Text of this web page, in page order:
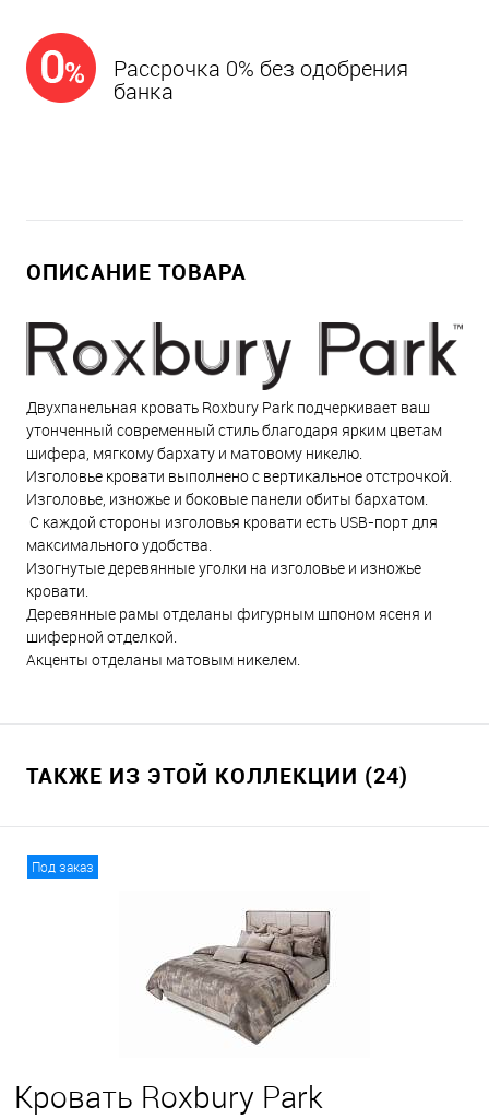
Рассрочка 0% без одобрения
банка
ОПИСАНИЕ ТОВАРА
Двухпанельная кровать Roxbury Park подчеркивает ваш
утонченный современный стиль благодаря ярким цветам
шифера, мягкому бархату и матовому никелю.
Изголовье кровати выполнено с вертикальное отстрочкой.
Изголовье, изножье и боковые панели обиты бархатом.
С каждой стороны изголовья кровати есть USB-порт для
максимального удобства.
Изогнутые деревянные уголки на изголовье и изножье
кровати.
Деревянные рамы отделаны фигурным шпоном ясеня и
шиферной отделкой.
Акценты отделаны матовым никелем.
ТАКЖЕ ИЗ ЭТОЙ КОЛЛЕКЦИИ (24)
Под заказ
Кровать Roxbury Park